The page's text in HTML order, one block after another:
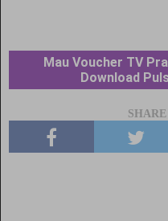
Mau Voucher TV
Download